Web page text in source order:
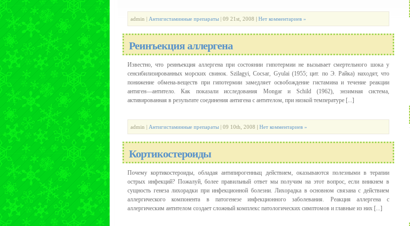
admin | Антигистаминные препараты | 09 21st, 2008 | Нет комментариев »
Реинъекция аллергена
Известно, что реинъекция аллергена при состоянии гипотермии не вызывает смертельного шока у
сенсибилизированных морских свинок. Szilagyi, Cocsar, Gyulai (1955; цит. по Э. Райка) находят, что
понижение обмена-веществ при гипотермии замедляет освобождение гистамина и течение реакции
антиген—антитело. Как показали исследования Mongar и Schild (1962), энзимная система,
активированная в результате соединения антигена с антителом, при низкой температуре [...]
admin | Антигистаминные препараты | 09 10th, 2008 | Нет комментариев »
Кортикостероиды
Почему кортикостероиды, обладая антипирогенньщ действием, оказываются полезными в терапии
острых инфекций? Пожалуй, более правильный ответ мы получим на этот вопрос, если вникнем в
сущность генеза лихорадки при инфекционной болезни. Лихорадка в основном связана с действием
аллергического компонента в патогенезе инфекционного заболевания. Реакция аллергена с
аллергическим антителом создает сложный комплекс патологических симптомов и главные из них [...]